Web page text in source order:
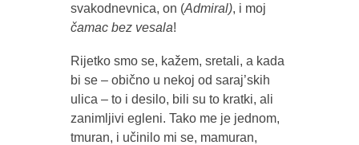
svakodnevnica, on (Admiral), i moj
čamac bez vesala!
Rijetko smo se, kažem, sretali, a kada
bi se – obično u nekoj od saraj’skih
ulica – to i desilo, bili su to kratki, ali
zanimljivi egleni. Tako me je jednom,
tmuran, i učinilo mi se, mamuran,